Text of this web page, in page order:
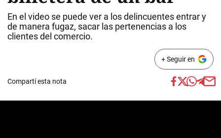
En el video se puede ver a los delincuentes entrar y
de manera fugaz, sacar las pertenencias a los
clientes del comercio.
+ Seguir en
Compartí esta nota